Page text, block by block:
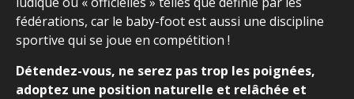
fédérations, car le baby-foot est aussi une discipline
sportive qui se joue en compétition !
Détendez-vous, ne serez pas trop les poignées,
adoptez une position naturelle et relâchée et